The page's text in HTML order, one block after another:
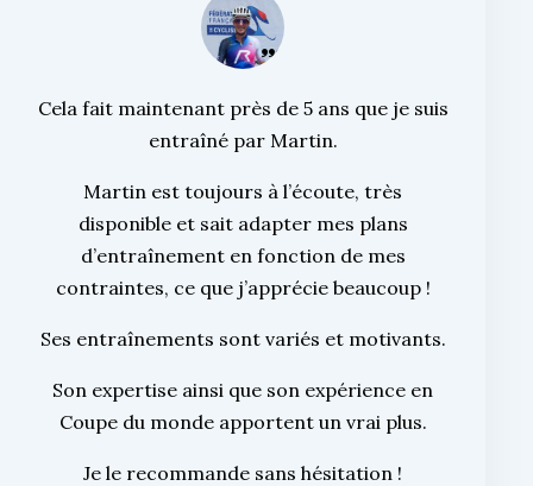
Cela fait maintenant près de 5 ans que je suis
entraîné par Martin.
Martin est toujours à l’écoute, très
disponible et sait adapter mes plans
d’entraînement en fonction de mes
contraintes, ce que j’apprécie beaucoup !
Ses entraînements sont variés et motivants.
Son expertise ainsi que son expérience en
Coupe du monde apportent un vrai plus.
Je le recommande sans hésitation !